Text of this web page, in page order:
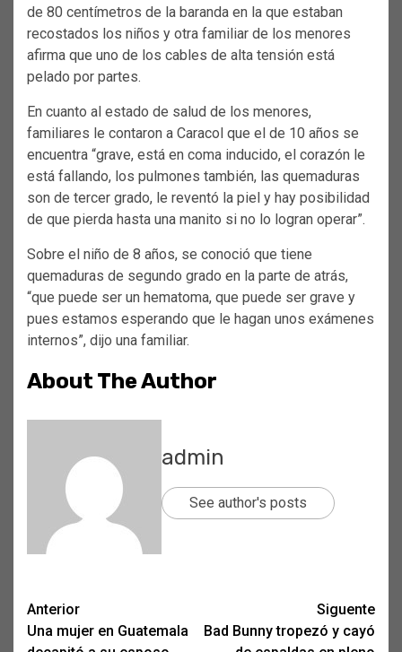
de 80 centímetros de la baranda en la que estaban
recostados los niños y otra familiar de los menores
afirma que uno de los cables de alta tensión está
pelado por partes.
En cuanto al estado de salud de los menores,
familiares le contaron a Caracol que el de 10 años se
encuentra “grave, está en coma inducido, el corazón le
está fallando, los pulmones también, las quemaduras
son de tercer grado, le reventó la piel y hay posibilidad
de que pierda hasta una manito si no lo logran operar”.
Sobre el niño de 8 años, se conoció que tiene
quemaduras de segundo grado en la parte de atrás,
“que puede ser un hematoma, que puede ser grave y
pues estamos esperando que le hagan unos exámenes
internos”, dijo una familiar.
About The Author
admin
See author's posts
Post
navigation
Anterior
Una mujer en Guatemala
Siguente
Bad Bunny tropezó y cayó